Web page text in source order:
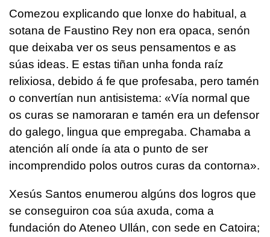
Comezou explicando que lonxe do habitual, a
sotana de Faustino Rey non era opaca, senón
que deixaba ver os seus pensamentos e as
súas ideas. E estas tiñan unha fonda raíz
relixiosa, debido á fe que profesaba, pero tamén
o convertían nun antisistema: «Vía normal que
os curas se namoraran e tamén era un defensor
do galego, lingua que empregaba. Chamaba a
atención alí onde ía ata o punto de ser
incomprendido polos outros curas da contorna».
Xesús Santos enumerou algúns dos logros que
se conseguiron coa súa axuda, coma a
fundación do Ateneo Ullán, con sede en Catoira;